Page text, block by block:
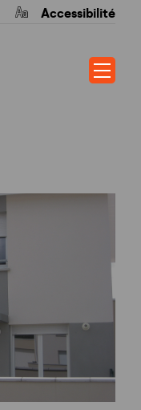
Accessibilité